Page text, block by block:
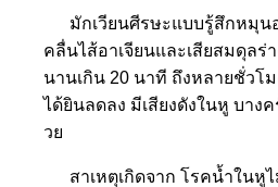
มักเวียนศีรษะแบบรู้สึกหมุน
คลื่นไส้อาเจียนและเสียสมดุลร่
นานเกิน 20 นาที ถึงหลายชั่วโ
ได้ยินลดลง มีเสียงดังในหูบาง
วย
สาเหตุเกิดจาก โรคน้ำในหู